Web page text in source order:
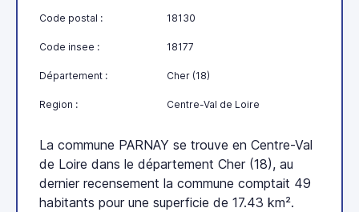
Code postal : 18130
Code insee : 18177
Département : Cher (18)
Region : Centre-Val de Loire
La commune PARNAY se trouve en Centre-Val
de Loire dans le département Cher (18), au
dernier recensement la commune comptait 49
habitants pour une superficie de 17.43 km².